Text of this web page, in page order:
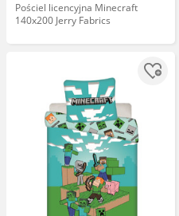
Pościel licencyjna Minecraft
140x200 Jerry Fabrics